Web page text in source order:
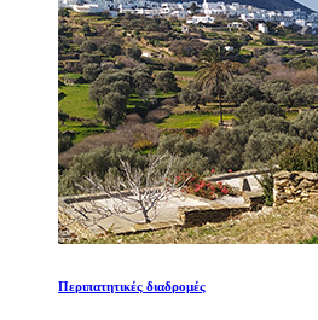
Περιπατητικές διαδρομές